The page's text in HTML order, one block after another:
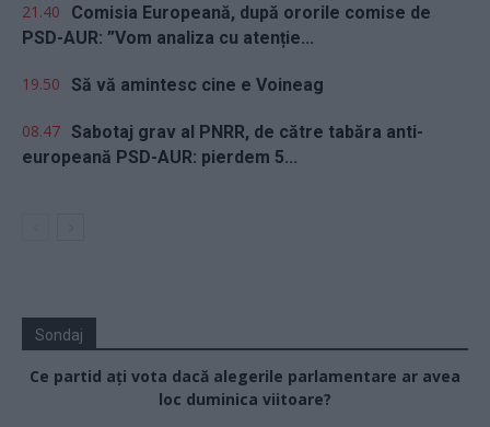
21.40
Comisia Europeană, după ororile comise de
PSD-AUR: ”Vom analiza cu atenție...
19.50 Să vă amintesc cine e Voineag
08.47 Sabotaj grav al PNRR, de către tabăra anti-
europeană PSD-AUR: pierdem 5...
Sondaj
Ce partid ați vota dacă alegerile parlamentare ar avea
loc duminica viitoare?